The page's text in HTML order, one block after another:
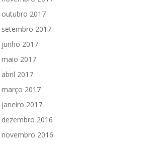
outubro 2017
setembro 2017
junho 2017
maio 2017
abril 2017
março 2017
janeiro 2017
dezembro 2016
novembro 2016